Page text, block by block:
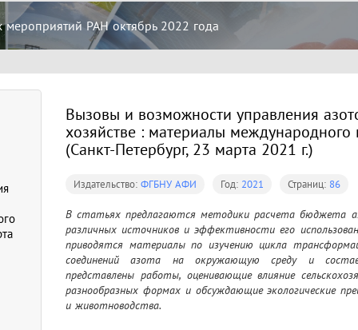
РАН октябрь 2022 года
Вызовы и возможности управления
хозяйстве : материалы международного
(Санкт-Петербург, 23 марта 2021 г.)
Издательство: ФГБНУ АФИ Год: 2021 Страниц: 86
В статьях предлагаются методики расчета бюджета
различных источников и эффективности его
приводятся материалы по изучению цикла
соединений азота на окружающую среду и
представлены работы, оценивающие влияние
разнообразных формах и обсуждающие экологические
и животноводства.